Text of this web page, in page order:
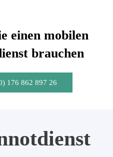
einen mobilen
brauchen
176 862 897 26